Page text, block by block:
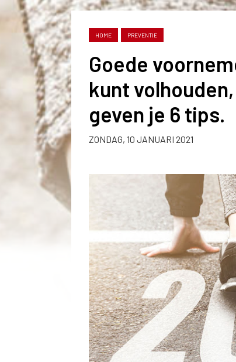
HOME PREVENTIE
Goede
kunt
geven je 6 tips.
ZONDAG, 10 JANUARI 2021